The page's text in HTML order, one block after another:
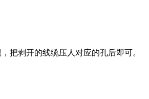
把剥开的线缆压人对应的孔后即可。